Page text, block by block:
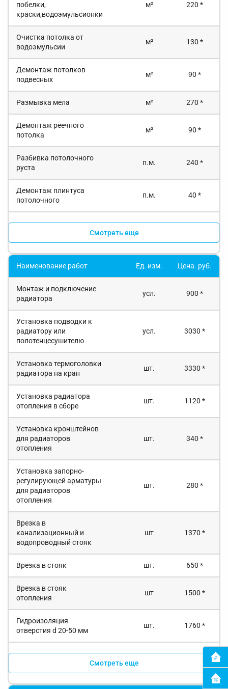
побелки,
краски,водоэмульсионки
м² 220 *
Очистка потолка от
водоэмульсии
м² 130 *
Демонтаж потолков
подвесных
м² 90 *
Размывка мела м² 270 *
Демонтаж реечного
потолка
м² 90 *
Разбивка потолочного
руста
п.м. 240 *
Демонтаж плинтуса
потолочного
п.м. 40 *
Смотреть еще
Наименование работ Ед. изм. Цена. руб.
Монтаж и подключение
радиатора
усл. 900 *
Установка подводки к
радиатору или
полотенцесушителю
усл. 3030 *
Установка термоголовки
радиатора на кран
шт. 3330 *
Установка радиатора
отопления в сборе
шт. 1120 *
Установка кронштейнов
для радиаторов
отопления
шт. 340 *
Установка запорно-
регулирующей арматуры
для радиаторов
отопления
шт. 280 *
Врезка в
канализационный и
водопроводный стояк
шт 1370 *
Врезка в стояк шт. 650 *
Врезка в стояк
отопления
шт 1500 *
Гидроизоляция
отверстия d 20-50 мм
шт. 1760 *
Смотреть еще